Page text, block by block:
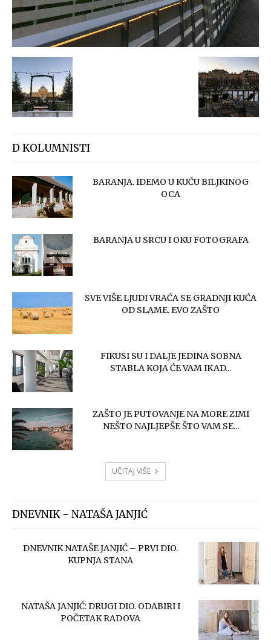
D KOLUMNISTI
BARANJA. IDEMO U KUĆU BILJKINOG
OCA
BARANJA U SRCU I OKU FOTOGRAFA
SVE VIŠE LJUDI VRAĆA SE GRADNJI KUĆA
OD SLAME. EVO ZAŠTO
FIKUSI SU I DALJE JEDINA SOBNA
STABLA KOJA ĆE VAM IKAD...
ZAŠTO JE PUTOVANJE NA MORE ZIMI
NEŠTO NAJLJEPŠE ŠTO VAM SE...
UČITAJ VIŠE
DNEVNIK - NATAŠA JANJIĆ
DNEVNIK NATAŠE JANJIĆ – PRVI DIO.
KUPNJA STANA
NATAŠA JANJIĆ: DRUGI DIO. ODABIRI I
POČETAK RADOVA